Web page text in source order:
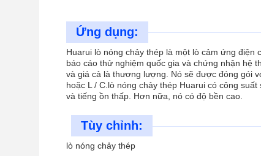
Ứng dụng:
Huarui lò nóng chảy thép là một lò cảm ứng
báo cáo thử nghiệm quốc gia và chứng nhận hệ
và giá cả là thương lượng. Nó sẽ được đóng gói
hoặc L / C.lò nóng chảy thép Huarui có công
và tiếng ồn thấp. Hơn nữa, nó có độ bền cao.
Tùy chỉnh:
lò nóng chảy thép